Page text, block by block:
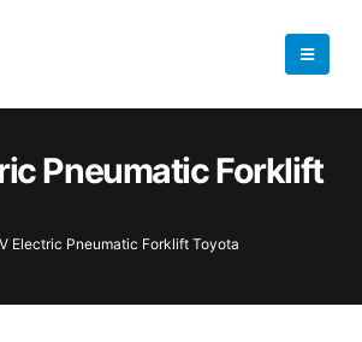
Pneumatic Forklift
Electric Pneumatic Forklift Toyota